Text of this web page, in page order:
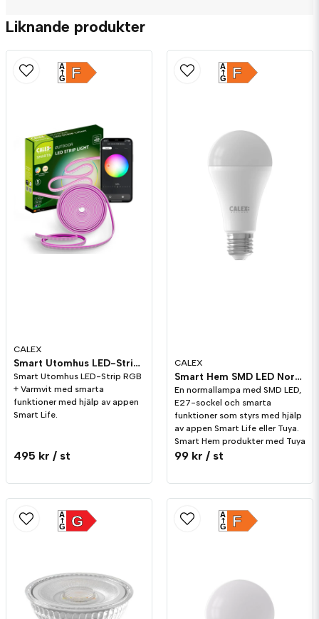
Liknande produkter
CALEX
Smart Utomhus LED-Strip RGB + Varmvit
Smart Utomhus LED-Strip RGB
+ Varmvit med smarta
funktioner med hjälp av appen
Smart Life.
495 kr / st
F
A
G
CALEX
Smart Hem SMD LED Normal E27 Opal 14W 1400lm Ställbar färgtemp CCT
En normallampa med SMD LED,
E27-sockel och smarta
funktioner som styrs med hjälp
av appen Smart Life eller Tuya.
Smart Hem produkter med Tuya
99 kr / st
F
A
G
G
A
G F
A
G